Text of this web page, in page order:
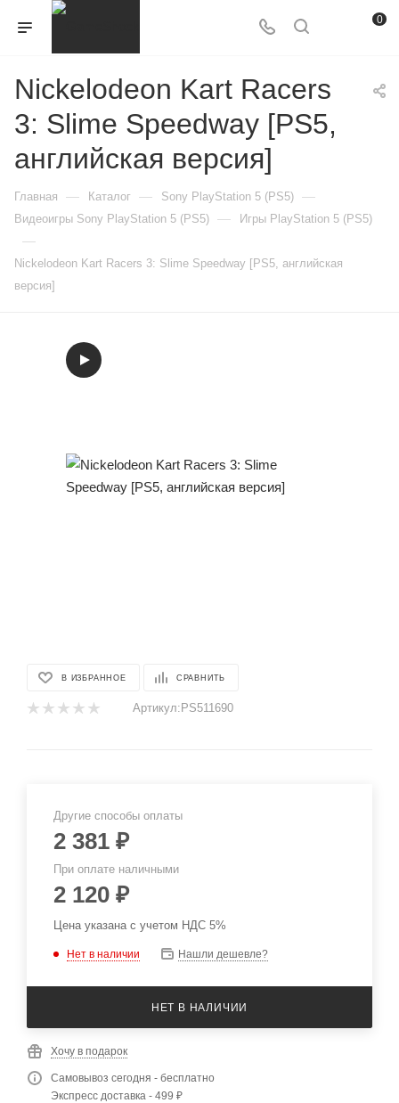
0
Nickelodeon Kart Racers
3: Slime Speedway [PS5,
английская версия]
Главная — Каталог — Sony PlayStation 5 (PS5) —
Видеоигры Sony PlayStation 5 (PS5) — Игры PlayStation 5 (PS5)
—
Nickelodeon Kart Racers 3: Slime Speedway [PS5, английская
версия]
В ИЗБРАННОЕ СРАВНИТЬ
Артикул: PS511690
Другие способы оплаты
2 381 ₽
При оплате наличными
2 120 ₽
Цена указана с учетом НДС 5%
Нет в наличии Нашли дешевле?
НЕТ В НАЛИЧИИ
Хочу в подарок
Самовывоз сегодня - бесплатно
Экспресс доставка - 499 ₽